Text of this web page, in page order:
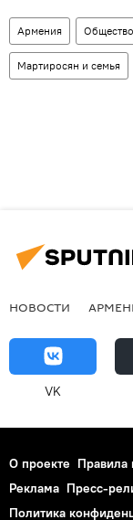
Армения Общество
Мартиросян и семья
НОВОСТИ
VK
О проекте Правила
Реклама Пресс-
Политика